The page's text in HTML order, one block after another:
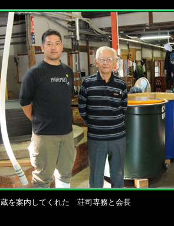
蔵を案内してくれた 荘司専務と会長